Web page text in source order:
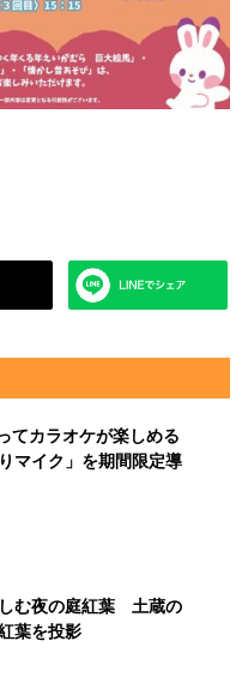
てカラオケが楽しめる
マイク」を期間限定導
む夜の庭紅葉 土蔵の
葉を投影